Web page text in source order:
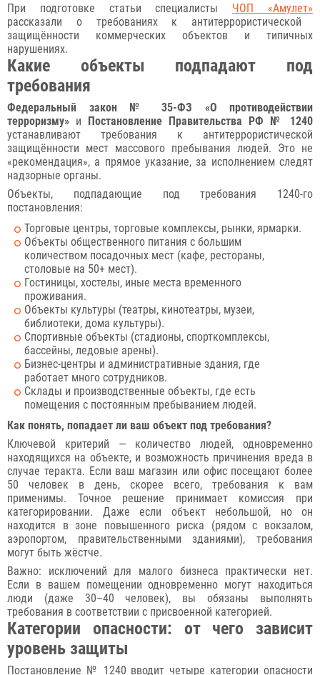
При подготовке статьи специалисты ЧОП «Амулет»
рассказали о требованиях к антитеррористической
защищённости коммерческих объектов и типичных
нарушениях.
Какие объекты подпадают под
требования
Федеральный закон № 35-ФЗ «О противодействии
терроризму» и Постановление Правительства РФ № 1240
устанавливают требования к антитеррористической
защищённости мест массового пребывания людей. Это не
«рекомендация», а прямое указание, за исполнением следят
надзорные органы.
Объекты, подпадающие под требования 1240-го
постановления:
Торговые центры, торговые комплексы, рынки, ярмарки.
Объекты общественного питания с большим
количеством посадочных мест (кафе, рестораны,
столовые на 50+ мест).
Гостиницы, хостелы, иные места временного
проживания.
Объекты культуры (театры, кинотеатры, музеи,
библиотеки, дома культуры).
Спортивные объекты (стадионы, спорткомплексы,
бассейны, ледовые арены).
Бизнес-центры и административные здания, где
работает много сотрудников.
Склады и производственные объекты, где есть
помещения с постоянным пребыванием людей.
Как понять, попадает ли ваш объект под требования?
Ключевой критерий — количество людей, одновременно
находящихся на объекте, и возможность причинения вреда в
случае теракта. Если ваш магазин или офис посещают более
50 человек в день, скорее всего, требования к вам
применимы. Точное решение принимает комиссия при
категорировании. Даже если объект небольшой, но он
находится в зоне повышенного риска (рядом с вокзалом,
аэропортом, правительственными зданиями), требования
могут быть жёстче.
Важно: исключений для малого бизнеса практически нет.
Если в вашем помещении одновременно могут находиться
люди (даже 30–40 человек), вы обязаны выполнять
требования в соответствии с присвоенной категорией.
Категории опасности: от чего зависит
уровень защиты
Постановление № 1240 вводит четыре категории опасности